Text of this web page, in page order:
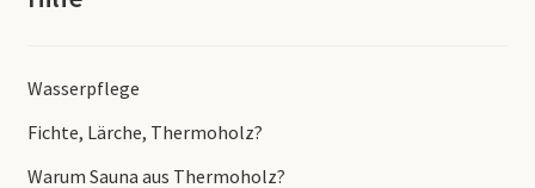
Wasserpflege
Fichte, Lärche, Thermoholz?
Warum Sauna aus Thermoholz?